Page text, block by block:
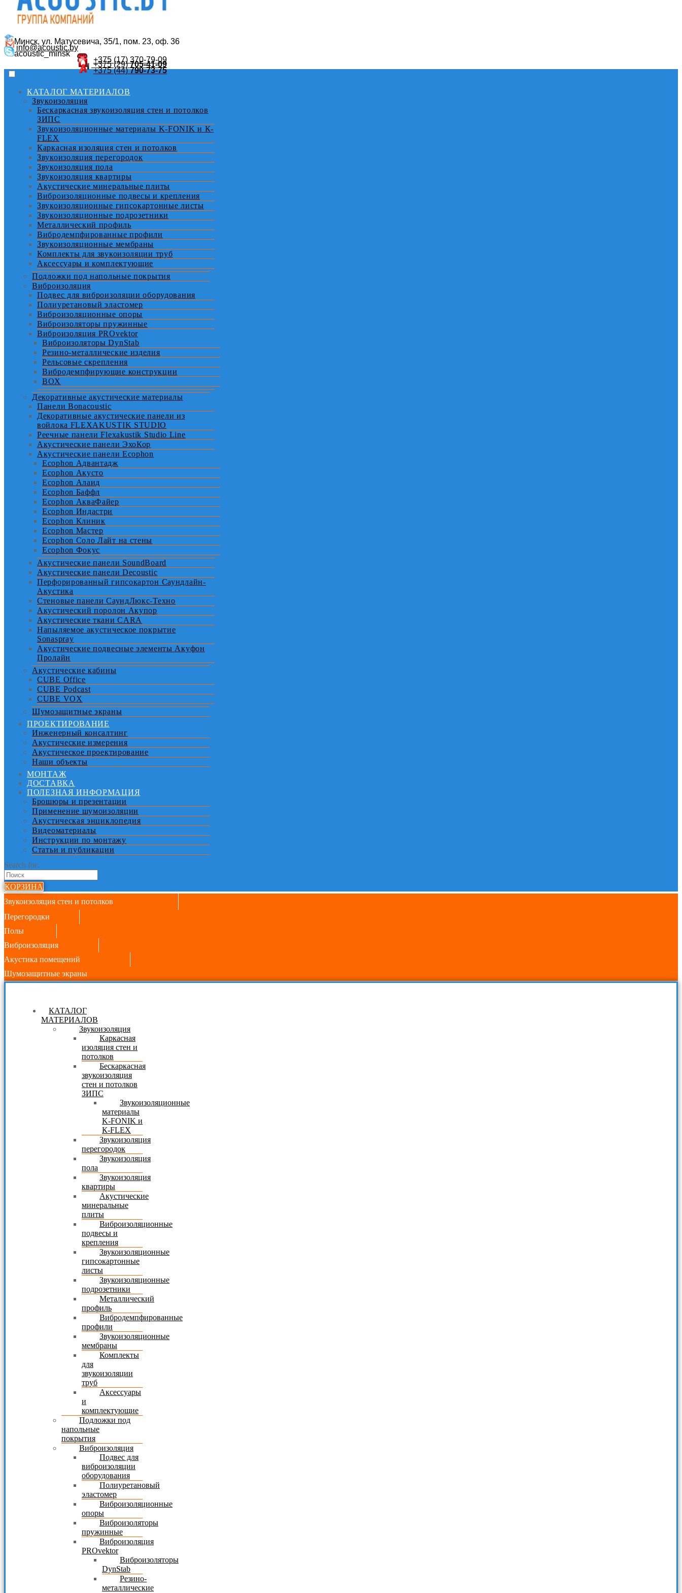
Минск, ул. Матусевича, 35/1, пом. 23, оф. 36
info@acoustic.by
acoustic_minsk
+375 (17) 370-79-09
+375 (29)705-41-09
+375 (44)790-73-75
КАТАЛОГ МАТЕРИАЛОВ
Звукоизоляция
Бескаркасная звукоизоляция стен и потолков
ЗИПС
Звукоизоляционные материалы K-FONIK и К-
FLEX
Каркасная изоляция стен и потолков
Звукоизоляция перегородок
Звукоизоляция пола
Звукоизоляция квартиры
Акустические минеральные плиты
Виброизоляционные подвесы и крепления
Звукоизоляционные гипсокартонные листы
Звукоизоляционные подрозетники
Металлический профиль
Вибродемпфированные профили
Звукоизоляционные мембраны
Комплекты для звукоизоляции труб
Аксессуары и комплектующие
Подложки под напольные покрытия
Виброизоляция
Подвес для виброизоляции оборудования
Полиуретановый эластомер
Виброизоляционные опоры
Виброизоляторы пружинные
Виброизоляция PROvektor
Виброизоляторы DynStab
Резино-металлические изделия
Рельсовые скрепления
Вибродемпфирующие конструкции
BOX
Декоративные акустические материалы
Панели Bonacoustic
Декоративные акустические панели из
войлока FLEXAKUSTIK STUDIO
Реечные панели Flexakustik Studio Line
Акустические панели ЭхоКор
Акустические панели Ecophon
Ecophon Адвантадж
Ecophon Акусто
Ecophon Алаид
Ecophon Баффл
Ecophon АкваФайер
Ecophon Индастри
Ecophon Клиник
Ecophon Мастер
Ecophon Соло Лайт на стены
Ecophon Фокус
Акустические панели SoundBoard
Акустические панели Decoustic
Перфорированный гипсокартон Саундлайн-
Акустика
Стеновые панели СаундЛюкс-Техно
Акустический поролон Акупор
Акустические ткани CARA
Напыляемое акустическое покрытие
Sonaspray
Акустические подвесные элементы Акуфон
Пролайн
Акустические кабины
CUBE Office
CUBE Podcast
CUBE VOX
Шумозащитные экраны
ПРОЕКТИРОВАНИЕ
Инженерный консалтинг
Акустические измерения
Акустическое проектирование
Наши объекты
МОНТАЖ
ДОСТАВКА
ПОЛЕЗНАЯ ИНФОРМАЦИЯ
Брошюры и презентации
Применение шумоизоляции
Акустическая энциклопедия
Видеоматериалы
Инструкции по монтажу
Статьи и публикации
Search for:
КОРЗИНА
Звукоизоляция стен и потолков
Перегородки
Полы
Виброизоляция
Акустика помещений
Шумозащитные экраны
КАТАЛОГ
МАТЕРИАЛОВ
Звукоизоляция
Каркасная
изоляция стен и
потолков
Бескаркасная
звукоизоляция
стен и потолков
ЗИПС
Звукоизоляционные
материалы
K-FONIK и
К-FLEX
Звукоизоляция
перегородок
Звукоизоляция
пола
Звукоизоляция
квартиры
Акустические
минеральные
плиты
Виброизоляционные
подвесы и
крепления
Звукоизоляционные
гипсокартонные
листы
Звукоизоляционные
подрозетники
Металлический
профиль
Вибродемпфированные
профили
Звукоизоляционные
мембраны
Комплекты
для
звукоизоляции
труб
Аксессуары
и
комплектующие
Подложки под
напольные
покрытия
Виброизоляция
Подвес для
виброизоляции
оборудования
Полиуретановый
эластомер
Виброизоляционные
опоры
Виброизоляторы
пружинные
Виброизоляция
PROvektor
Виброизоляторы
DynStab
Резино-
металлические